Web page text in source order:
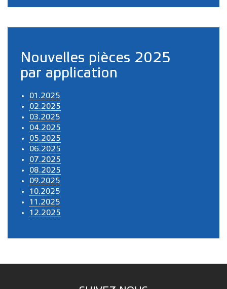
Nouvelles pièces 2025
par application
01.2025
02.2025
03.2025
04.2025
05.2025
06.2025
07.2025
08.2025
09.2025
10.2025
11.2025
12.2025